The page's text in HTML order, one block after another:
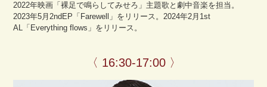
2022年映画「裸足で鳴らしてみせろ」主題歌と劇中音楽を担当。
2023年5月2ndEP「Farewell」をリリース。2024年2月1st
AL「Everything flows」をリリース。
〈 16:30-17:00 〉